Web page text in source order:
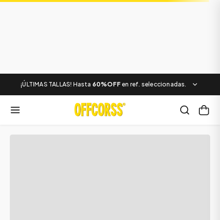
¡ÚLTIMAS TALLAS! Hasta 60%OFF en ref. seleccionadas.